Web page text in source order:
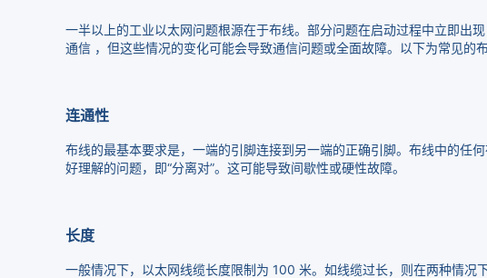
一半以上的工业以太网问题根源在于布线。部分问题在启动过程中立即出
通信 ，但这些情况的变化可能会导致通信问题或全面故障。以下为常见的布
连通性
布线的最基本要求是，一端的引脚连接到另一端的正确引脚。布线中的任
好理解的问题，即“分离对”。这可能导致间歇性或硬性故障。
长度
一般情况下，以太网线缆长度限制为 100 米。如线缆过长，则在两种情